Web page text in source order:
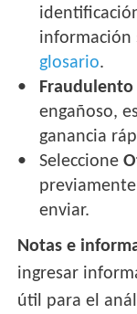
información
glosario.
Fraudulento
engañoso,
ganancia
Seleccione
enviar.
Notas e
ingresar
útil para el